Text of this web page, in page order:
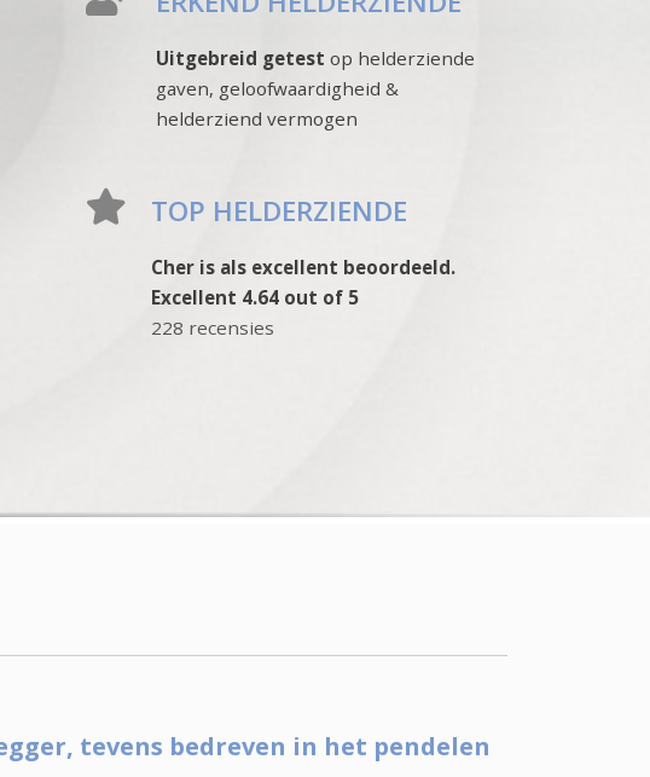
Uitgebreid getest op helderziende
gaven, geloofwaardigheid &
helderziend vermogen
TOP HELDERZIENDE
Cher is als excellent beoordeeld.
Excellent 4.64 out of 5
228 recensies
tevens bedreven in het pendelen